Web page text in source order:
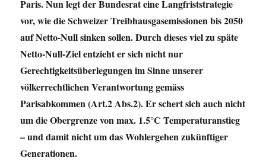
Paris. Nun legt der Bundesrat eine Langfriststrategie
vor, wie die Schweizer Treibhausgasemissionen bis 2050
auf Netto-Null sinken sollen. Durch dieses viel zu späte
Netto-Null-Ziel entzieht er sich nicht nur
Gerechtigkeitsüberlegungen im Sinne unserer
völkerrechtlichen Verantwortung gemäss
Parisabkommen (Art.2 Abs.2). Er schert sich auch nicht
um die Obergrenze von max. 1.5°C Temperaturanstieg
– und damit nicht um das Wohlergehen zukünftiger
Generationen.